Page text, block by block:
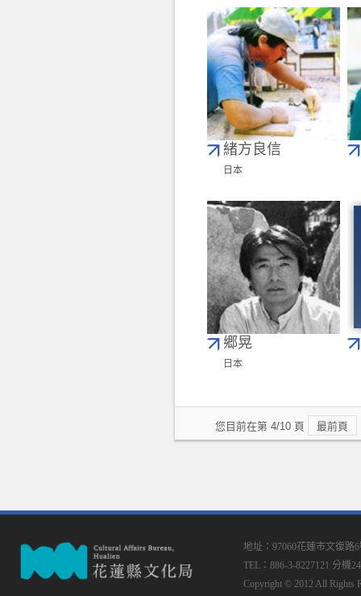
緒方良信
日本
郷晃
日本
您目前在第 4/10 頁 最前頁
地址：97060花蓮市文復路
TEL：886-3-8227121 分機
Copyright © 2012 All Rights